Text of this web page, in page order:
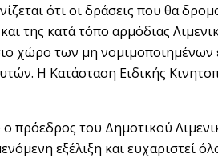
ότι οι δράσεις που θα
της κατά τόπο αρμόδιας
χώρο των μη νομιμοποιημένων
Η Κατάσταση Ειδικής
πρόεδρος του Δημοτικού
εξέλιξη και ευχαριστεί